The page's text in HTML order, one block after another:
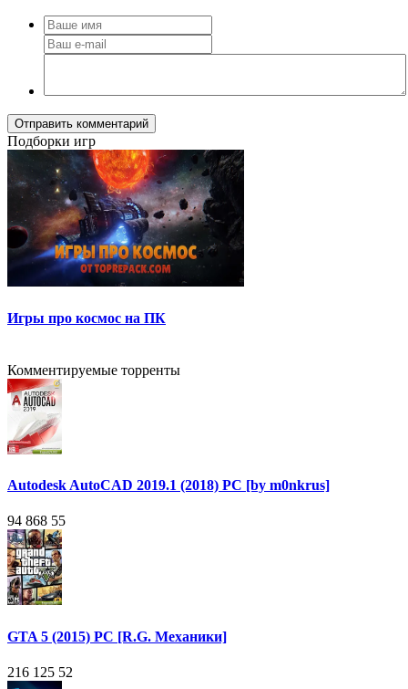
Отправить комментарий
Подборки игр
Игры про космос на ПК
Комментируемые торренты
Autodesk AutoCAD 2019.1 (2018) PC [by m0nkrus]
94 868 55
GTA 5 (2015) PC [R.G. Механики]
216 125 52